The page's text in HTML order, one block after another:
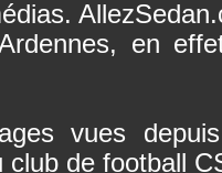
en
vues
club de football